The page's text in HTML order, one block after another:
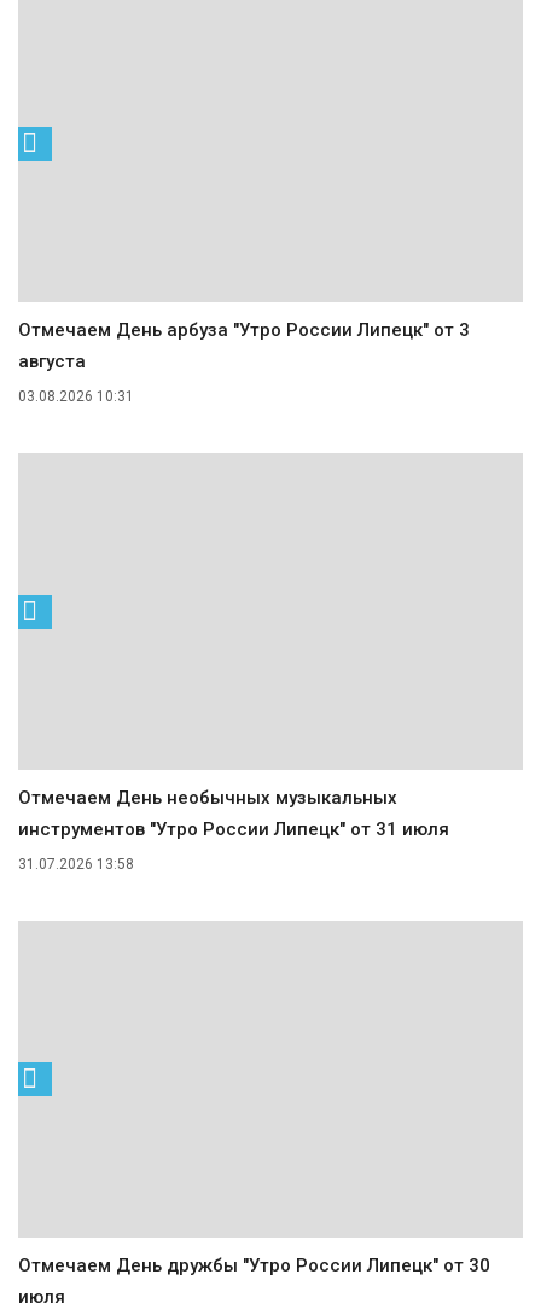
Отмечаем День арбуза "Утро России Липецк" от 3
августа
03.08.2026 10:31
Отмечаем День необычных музыкальных
инструментов "Утро России Липецк" от 31 июля
31.07.2026 13:58
Отмечаем День дружбы "Утро России Липецк" от 30
июля